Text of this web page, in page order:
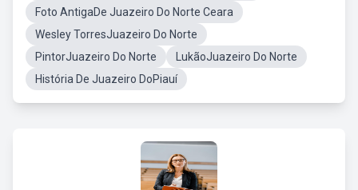
Foto AntigaDe Juazeiro Do Norte Ceara
Wesley TorresJuazeiro Do Norte
PintorJuazeiro Do Norte
LukãoJuazeiro Do Norte
História De Juazeiro DoPiauí